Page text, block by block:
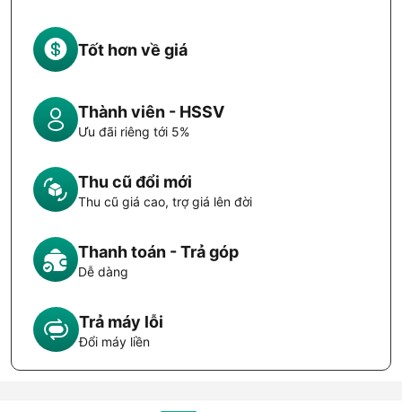
Tốt hơn về giá
Thành viên - HSSV
Ưu đãi riêng tới 5%
Thu cũ đổi mới
Thu cũ giá cao, trợ giá lên đời
Thanh toán - Trả góp
Dễ dàng
Trả máy lỗi
Đổi máy liền